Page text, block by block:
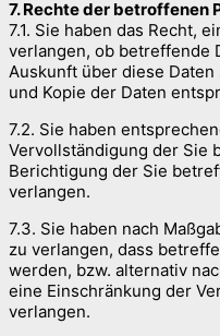
7. Rechte der betroffenen
7.1. Sie haben das Recht,
verlangen, ob betreffende
Auskunft über diese
und Kopie der Daten
7.2. Sie haben
Vervollständigung der Sie
Berichtigung der Sie
verlangen.
7.3. Sie haben nach
zu verlangen, dass
werden, bzw. alternativ
eine Einschränkung der
verlangen.